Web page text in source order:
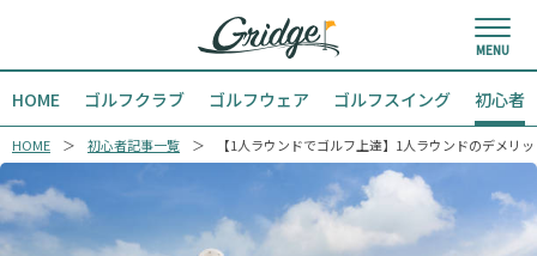
HOME ゴルフクラブ ゴルフウェア ゴルフスイング 初心者
HOME 初心者記事一覧 【1人ラウンドでゴルフ上達】1人ラウンドのデメリ